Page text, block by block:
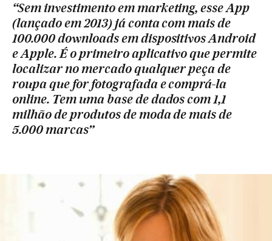
“Sem investimento em marketing, esse App
(lançado em 2013) já conta com mais de
100.000 downloads em dispositivos Android
e Apple. É o primeiro aplicativo que permite
localizar no mercado qualquer peça de
roupa que for fotografada e comprá-la
online. Tem uma base de dados com 1,1
milhão de produtos de moda de mais de
5.000 marcas”